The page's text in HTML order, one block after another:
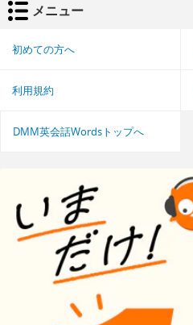
メニュー
初めての方へ
利用規約
DMM英会話Wordsトップへ